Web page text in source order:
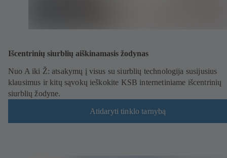
Išcentrinių siurblių aiškinamasis žodynas
Nuo A iki Ž: atsakymų į visus su siurblių technologija susijusius
klausimus ir kitų sąvokų ieškokite KSB internetiniame išcentrinių
siurblių žodyne.
Atidaryti tinklo tarnybą